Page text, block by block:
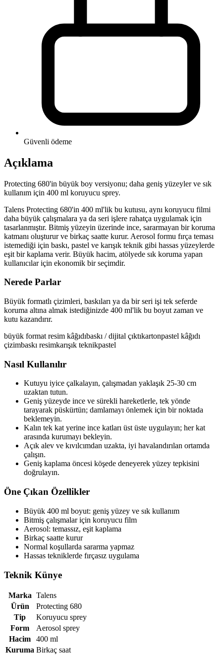
Güvenli ödeme
Açıklama
Protecting 680'in büyük boy versiyonu; daha geniş yüzeyler ve sık
kullanım için 400 ml koruyucu sprey.
Talens Protecting 680'in 400 ml'lik bu kutusu, aynı koruyucu filmi
daha büyük çalışmalara ya da seri işlere rahatça uygulamak için
tasarlanmıştır. Bitmiş yüzeyin üzerinde ince, sararmayan bir koruma
katmanı oluşturur ve birkaç saatte kurur. Aerosol formu fırça teması
istemediği için baskı, pastel ve karışık teknik gibi hassas yüzeylerde
eşit bir kaplama verir. Büyük hacim, atölyede sık koruma yapan
kullanıcılar için ekonomik bir seçimdir.
Nerede Parlar
Büyük formatlı çizimleri, baskıları ya da bir seri işi tek seferde
koruma altına almak istediğinizde 400 ml'lik bu boyut zaman ve
kutu kazandırır.
büyük format resim kâğıdıbaskı / dijital çıktıkartonpastel kâğıdı
çizimbaskı resimkarışık teknikpastel
Nasıl Kullanılır
Kutuyu iyice çalkalayın, çalışmadan yaklaşık 25-30 cm
uzaktan tutun.
Geniş yüzeyde ince ve sürekli hareketlerle, tek yönde
tarayarak püskürtün; damlamayı önlemek için bir noktada
beklemeyin.
Kalın tek kat yerine ince katları üst üste uygulayın; her kat
arasında kurumayı bekleyin.
Açık alev ve kıvılcımdan uzakta, iyi havalandırılan ortamda
çalışın.
Geniş kaplama öncesi köşede deneyerek yüzey tepkisini
doğrulayın.
Öne Çıkan Özellikler
Büyük 400 ml boyut: geniş yüzey ve sık kullanım
Bitmiş çalışmalar için koruyucu film
Aerosol: temassız, eşit kaplama
Birkaç saatte kurur
Normal koşullarda sararma yapmaz
Hassas tekniklerde fırçasız uygulama
Teknik Künye
Marka Talens
Ürün
Protecting 680
Tip
Koruyucu sprey
Form
Aerosol sprey
Hacim
400 ml
Kuruma Birkaç saat